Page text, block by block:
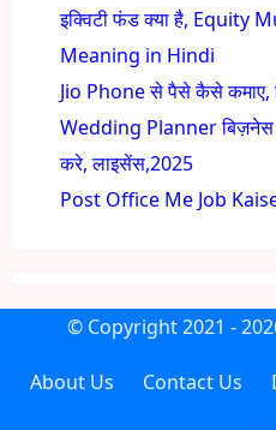
इक्विटी फंड क्या है, Equity
Meaning in Hindi
Jio Phone से पैसे कैसे कमाए,
Wedding Planner
करे, लाइसेंस,2025
Post Office Me Job
© Copyright2021 -
About Us Contact Us